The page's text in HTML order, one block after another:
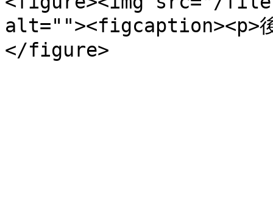
alt=""><figcaption><p>